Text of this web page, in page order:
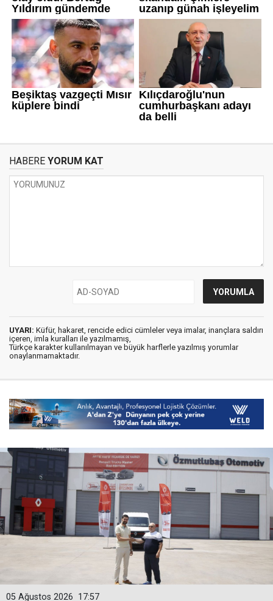
HABERE YORUM KAT
UYARI: Küfür, hakaret, rencide edici cümleler veya imalar, inançlara saldırı
içeren, imla kuralları ile yazılmamış,
Türkçe karakter kullanılmayan ve büyük harflerle yazılmış yorumlar
onaylanmamaktadır.
17:57
05 Ağustos 2026